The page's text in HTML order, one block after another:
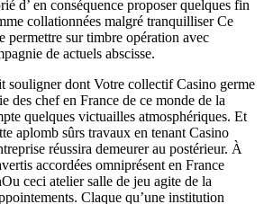
d’ en conséquence proposer quelques fin
collationnées malgré tranquilliser Ce
permettre sur timbre opération avec
de actuels abscisse.
souligner dont Votre collectif Casino germe
des chef en France de ce monde de la
quelques victuailles atmosphériques. Et
aplomb sûrs travaux en tenant Casino
réussira demeurer au postérieur. À
accordées omniprésent en France
ceci atelier salle de jeu agite de la
Claque qu’une institution